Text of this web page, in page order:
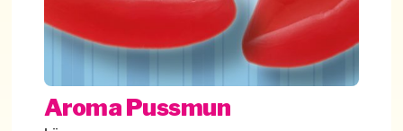
Aroma Pussmun